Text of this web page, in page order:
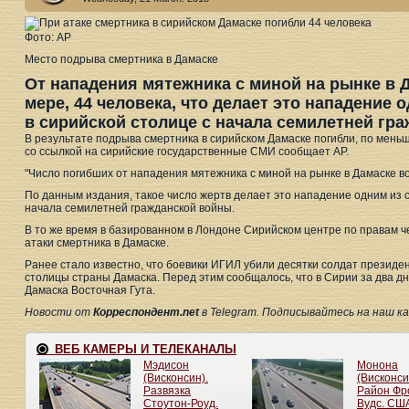
Фото: АР
Место подрыва смертника в Дамаске
От нападения мятежника с миной на рынке в
мере, 44 человека, что делает это
в сирийской столице с начала семилетней
В результате подрыва смертника в сирийском Дамаске погибли, по
со ссылкой на сирийские государственные СМИ сообщает АР.
"Число погибших от нападения мятежника с миной на рынке в Дамаске
По данным издания, такое число жертв делает это нападение одним из
начала семилетней гражданской войны.
В то же время в базированном в Лондоне Сирийском центре по правам
атаки смертника в Дамаске.
Ранее стало известно, что боевики ИГИЛ убили десятки солдат
столицы страны Дамаска. Перед этим сообщалось, что в Сирии за два
Дамаска Восточная Гута.
Новости от Корреспондент.netв Telegram. Подписывайтесь на наш